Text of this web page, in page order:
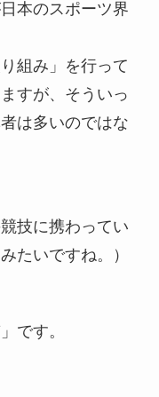
本のスポーツ界
組み」を行って
すが、そういっ
は多いのではな
技に携わってい
たいですね。）
です。